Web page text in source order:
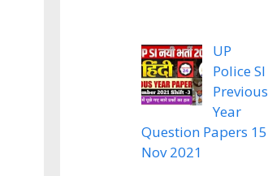
UP
Police SI
Previous
Year
Question Papers 15
Nov 2021